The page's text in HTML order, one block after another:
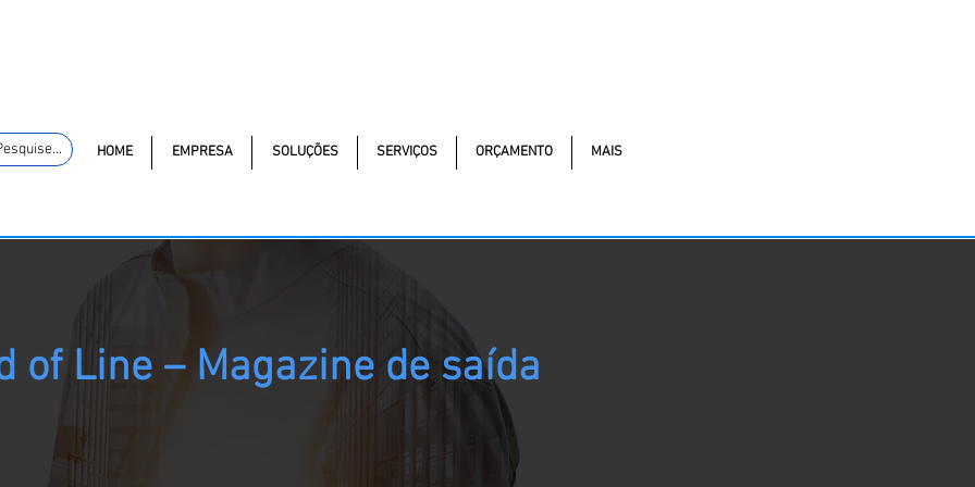
HOME EMPRESA SOLUÇÕES SERVIÇOS ORÇAMENTO MAIS
of Line – Magazine de saída